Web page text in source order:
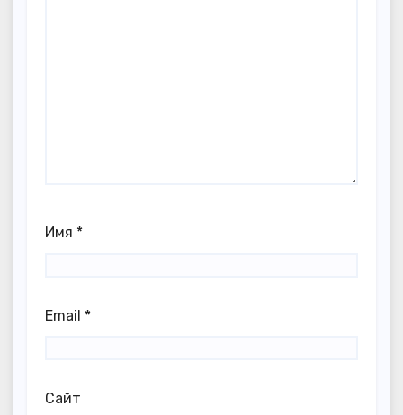
Имя *
Email *
Сайт